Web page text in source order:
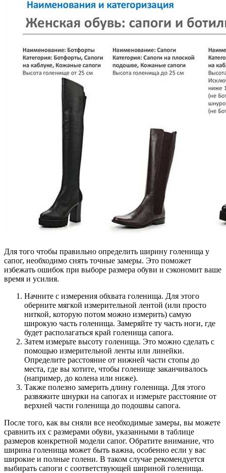
Для того чтобы правильно определить ширину голенища у
сапог, необходимо снять точные замеры. Это поможет
избежать ошибок при выборе размера обуви и сэкономит ваше
время и усилия.
Начните с измерения обхвата голенища. Для этого
оберните мягкой измерительной лентой (или просто
ниткой, которую потом можно измерить) самую
широкую часть голенища. Замеряйте ту часть ноги, где
будет располагаться край голенища сапога.
Затем измерьте высоту голенища. Это можно сделать с
помощью измерительной ленты или линейки.
Определите расстояние от нижней части стопы до
места, где вы хотите, чтобы голенище заканчивалось
(например, до колена или ниже).
Также полезно замерить длину голенища. Для этого
развяжите шнурки на сапогах и измерьте расстояние от
верхней части голенища до подошвы сапога.
После того, как вы сняли все необходимые замеры, вы можете
сравнить их с размерами обуви, указанными в таблице
размеров конкретной модели сапог. Обратите внимание, что
ширина голенища может быть важна, особенно если у вас
широкие и полные голени. В таком случае рекомендуется
выбирать сапоги с соответствующей шириной голенища.